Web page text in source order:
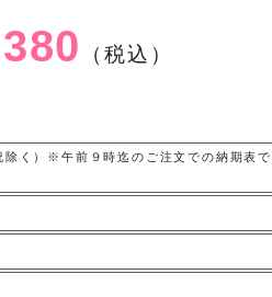
（税込）
除く）※午前９時迄のご注文での納期表で